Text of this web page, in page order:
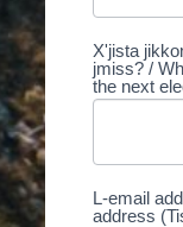
X'jista
jmiss? /
the next
L-email
address